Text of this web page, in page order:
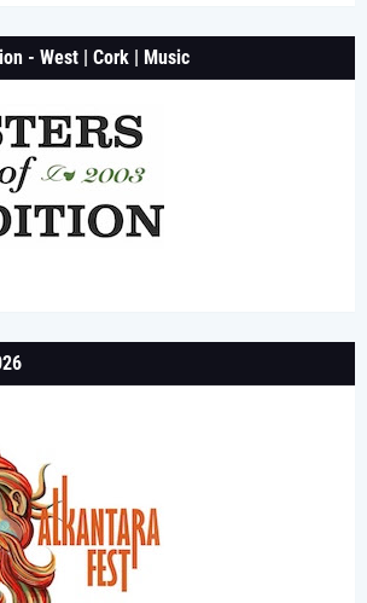
- West | Cork | Music